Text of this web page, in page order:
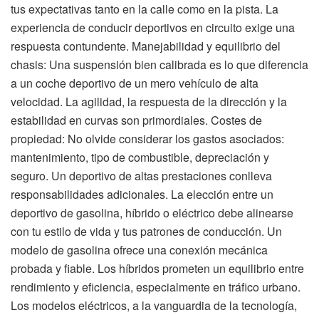
tus expectativas tanto en la calle como en la pista. La
experiencia de conducir deportivos en circuito exige una
respuesta contundente. Manejabilidad y equilibrio del
chasis: Una suspensión bien calibrada es lo que diferencia
a un coche deportivo de un mero vehículo de alta
velocidad. La agilidad, la respuesta de la dirección y la
estabilidad en curvas son primordiales. Costes de
propiedad: No olvide considerar los gastos asociados:
mantenimiento, tipo de combustible, depreciación y
seguro. Un deportivo de altas prestaciones conlleva
responsabilidades adicionales. La elección entre un
deportivo de gasolina, híbrido o eléctrico debe alinearse
con tu estilo de vida y tus patrones de conducción. Un
modelo de gasolina ofrece una conexión mecánica
probada y fiable. Los híbridos prometen un equilibrio entre
rendimiento y eficiencia, especialmente en tráfico urbano.
Los modelos eléctricos, a la vanguardia de la tecnología,